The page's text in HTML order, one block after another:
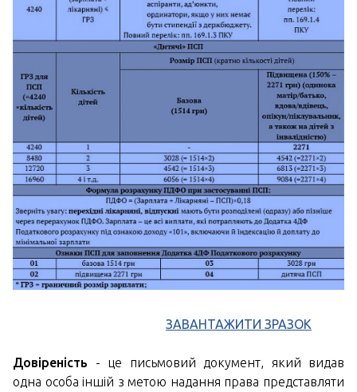
ЗАВАНТАЖИТИ ЗРАЗОК
Довіреність - це письмовий документ, який видав
одна особа іншій з метою надання права представляти